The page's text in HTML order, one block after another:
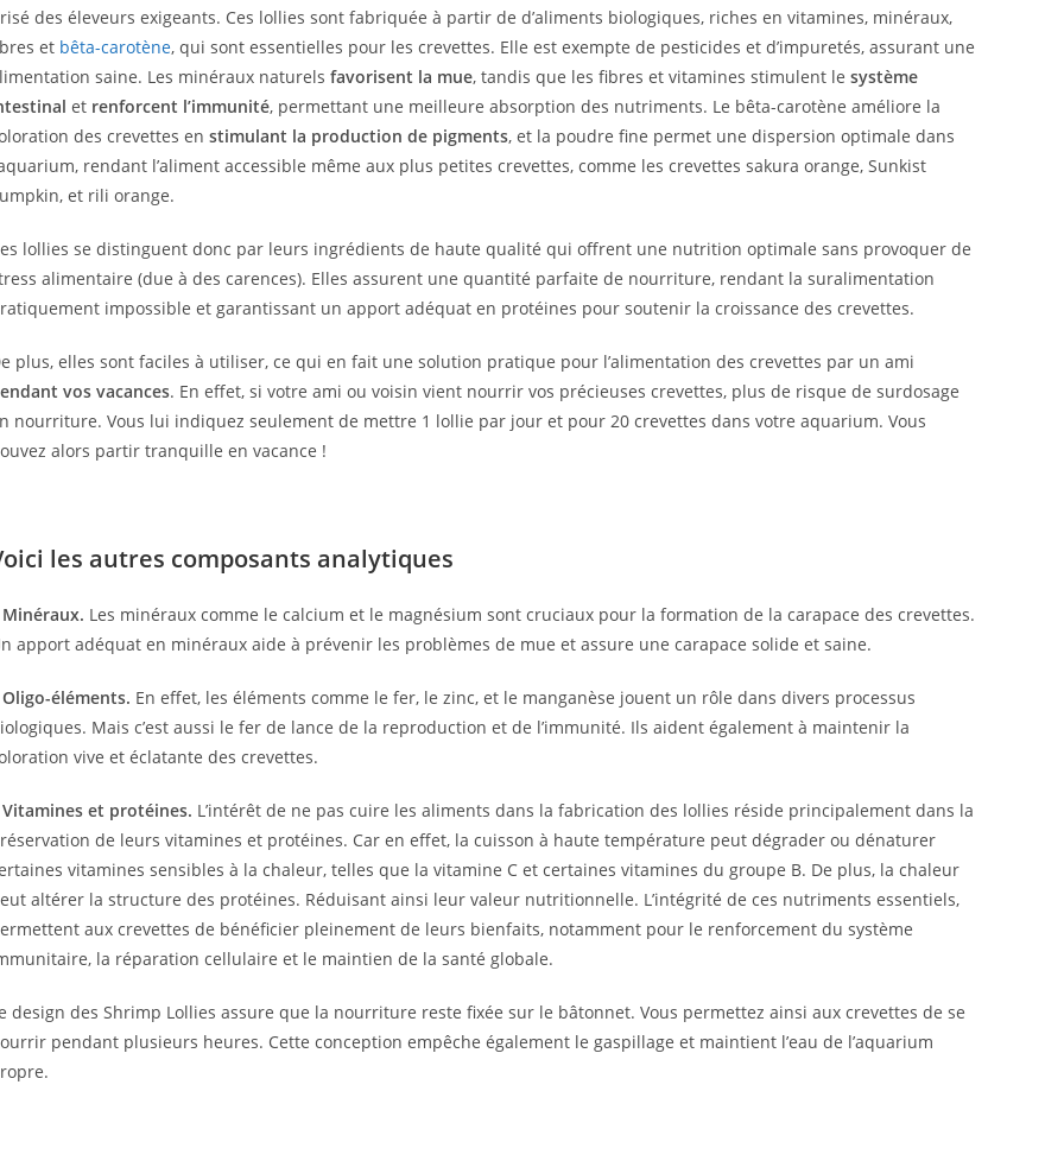
des éleveurs exigeants. Ces lollies sont fabriquée à partir de d’aliments biologiques, riches en vitamines, minéraux,
et bêta-carotène, qui sont essentielles pour les crevettes. Elle est exempte de pesticides et d’impuretés, assurant une
saine. Les minéraux naturels favorisent la mue, tandis que les fibres et vitamines stimulent le système
et renforcent l’immunité, permettant une meilleure absorption des nutriments. Le bêta-carotène améliore la
des crevettes en stimulant la production de pigments, et la poudre fine permet une dispersion optimale dans
rendant l’aliment accessible même aux plus petites crevettes, comme les crevettes sakura orange, Sunkist
et rili orange.
lollies se distinguent donc par leurs ingrédients de haute qualité qui offrent une nutrition optimale sans provoquer de
alimentaire (due à des carences). Elles assurent une quantité parfaite de nourriture, rendant la suralimentation
impossible et garantissant un apport adéquat en protéines pour soutenir la croissance des crevettes.
plus, elles sont faciles à utiliser, ce qui en fait une solution pratique pour l’alimentation des crevettes par un ami
vos vacances. En effet, si votre ami ou voisin vient nourrir vos précieuses crevettes, plus de risque de surdosage
nourriture. Vous lui indiquez seulement de mettre 1 lollie par jour et pour 20 crevettes dans votre aquarium. Vous
alors partir tranquille en vacance !
les autres composants analytiques
Minéraux. Les minéraux comme le calcium et le magnésium sont cruciaux pour la formation de la carapace des crevettes.
apport adéquat en minéraux aide à prévenir les problèmes de mue et assure une carapace solide et saine.
Oligo-éléments. En effet, les éléments comme le fer, le zinc, et le manganèse jouent un rôle dans divers processus
Mais c’est aussi le fer de lance de la reproduction et de l’immunité. Ils aident également à maintenir la
vive et éclatante des crevettes.
Vitamines et protéines. L’intérêt de ne pas cuire les aliments dans la fabrication des lollies réside principalement dans la
de leurs vitamines et protéines. Car en effet, la cuisson à haute température peut dégrader ou dénaturer
vitamines sensibles à la chaleur, telles que la vitamine C et certaines vitamines du groupe B. De plus, la chaleur
altérer la structure des protéines. Réduisant ainsi leur valeur nutritionnelle. L’intégrité de ces nutriments essentiels,
aux crevettes de bénéficier pleinement de leurs bienfaits, notamment pour le renforcement du système
la réparation cellulaire et le maintien de la santé globale.
design des Shrimp Lollies assure que la nourriture reste fixée sur le bâtonnet. Vous permettez ainsi aux crevettes de se
pendant plusieurs heures. Cette conception empêche également le gaspillage et maintient l’eau de l’aquarium